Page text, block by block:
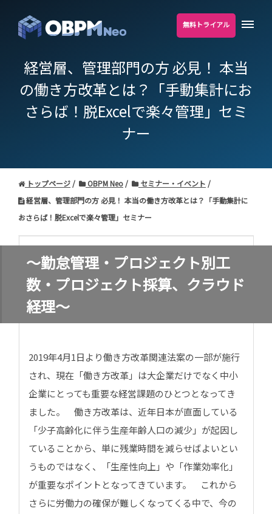
無料トライアル
経営層、管理部門の方 必見！ 本当
の働き方改革とは？「手動集計にお
さらば！脱Excelで楽々管理」セミ
ナー
トップページ OBPM Neo
セミナー・イベント
経営層、管理部門の方 必見！ 本当の働き方改革とは？「手動集計に
おさらば！脱Excelで楽々管理」セミナー
～勤怠管理・プロジェクト別工
数・プロジェクト採算、クラウド
経理～
2019年4月1日より働き方改革関連法案の一部が施行
され、現在「働き方改革」は大企業だけでなく中小
企業にとっても重要な経営課題のひとつとなってき
ました。 働き方改革は、近年日本が直面している
「少子高齢化に伴う生産年齢人口の減少」が起因し
ていることから、単に残業時間を減らせばよいとい
うものではなく、「生産性向上」や「作業効率化」
が重要なポイントとなってきています。 これから
さらに労働力の確保が難しくなってくる中で、今の